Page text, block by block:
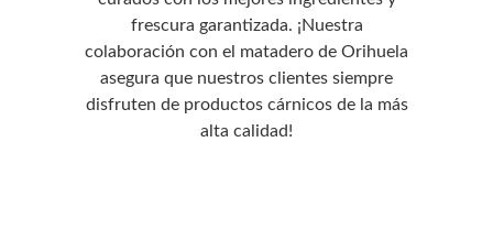
frescura garantizada. ¡Nuestra
colaboración con el matadero de Orihuela
asegura que nuestros clientes siempre
disfruten de productos cárnicos de la más
alta calidad!